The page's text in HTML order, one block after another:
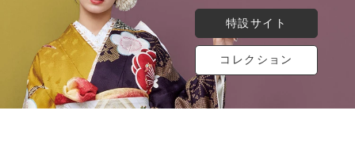
特設サイト
コレクション